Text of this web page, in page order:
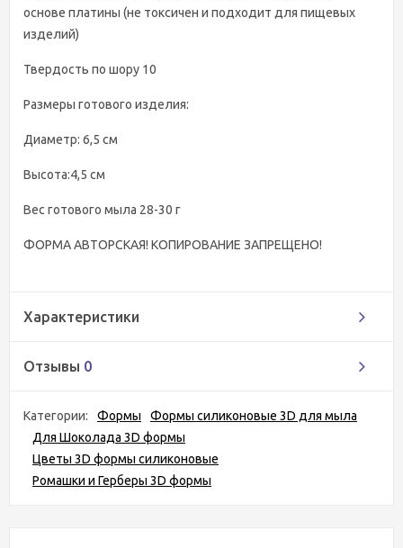
основе платины (не токсичен и подходит для пищевых
изделий)
Твердость по шору 10
Размеры готового изделия:
Диаметр: 6,5 см
Высота:4,5 см
Вес готового мыла 28-30 г
ФОРМА АВТОРСКАЯ! КОПИРОВАНИЕ ЗАПРЕЩЕНО!
Характеристики
Отзывы 0
Категории: Формы
Формы силиконовые 3D для мыла
Для Шоколада 3D формы
Цветы 3D формы силиконовые
Ромашки и Герберы 3D формы